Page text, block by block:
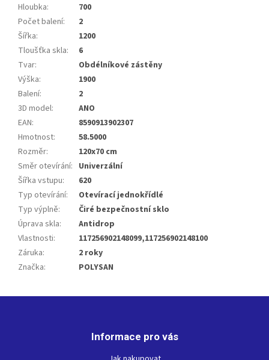
Hloubka:
700
Počet balení:
2
Šířka:
1200
Tloušťka skla:
6
Tvar:
Obdélníkové zástěny
Výška:
1900
Balení:
2
3D model:
ANO
EAN:
8590913902307
Hmotnost:
58.5000
Rozměr:
120x70 cm
Směr otevírání: Univerzální
Šířka vstupu:
620
Typ otevírání:
Otevírací jednokřídlé
Typ výplně:
Čiré bezpečnostní sklo
Úprava skla:
Antidrop
Vlastnosti:
117256902148099,117256902148100
Záruka:
2 roky
Značka: POLYSAN
Informace pro vás